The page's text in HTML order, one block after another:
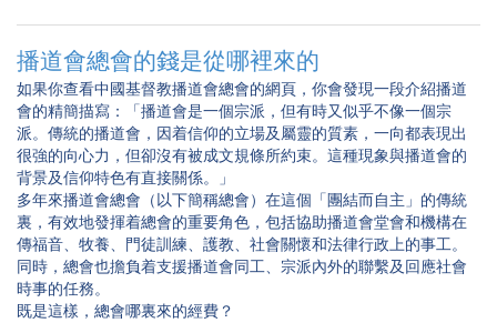
播道會總會的錢是從哪裡來的
如果你查看中國基督教播道會總會的網頁，你會發現一段介紹播道
會的精簡描寫：「播道會是一個宗派，但有時又似乎不像一個宗
派。傳統的播道會，因着信仰的立場及屬靈的質素，一向都表現出
很強的向心力，但卻沒有被成文規條所約束。這種現象與播道會的
背景及信仰特色有直接關係。」
多年來播道會總會（以下簡稱總會）在這個「團結而自主」的傳統
裏，有效地發揮着總會的重要角色，包括協助播道會堂會和機構在
傳福音、牧養、門徒訓練、護教、社會關懷和法律行政上的事工。
同時，總會也擔負着支援播道會同工、宗派內外的聯繫及回應社會
時事的任務。
既是這樣，總會哪裏來的經費？